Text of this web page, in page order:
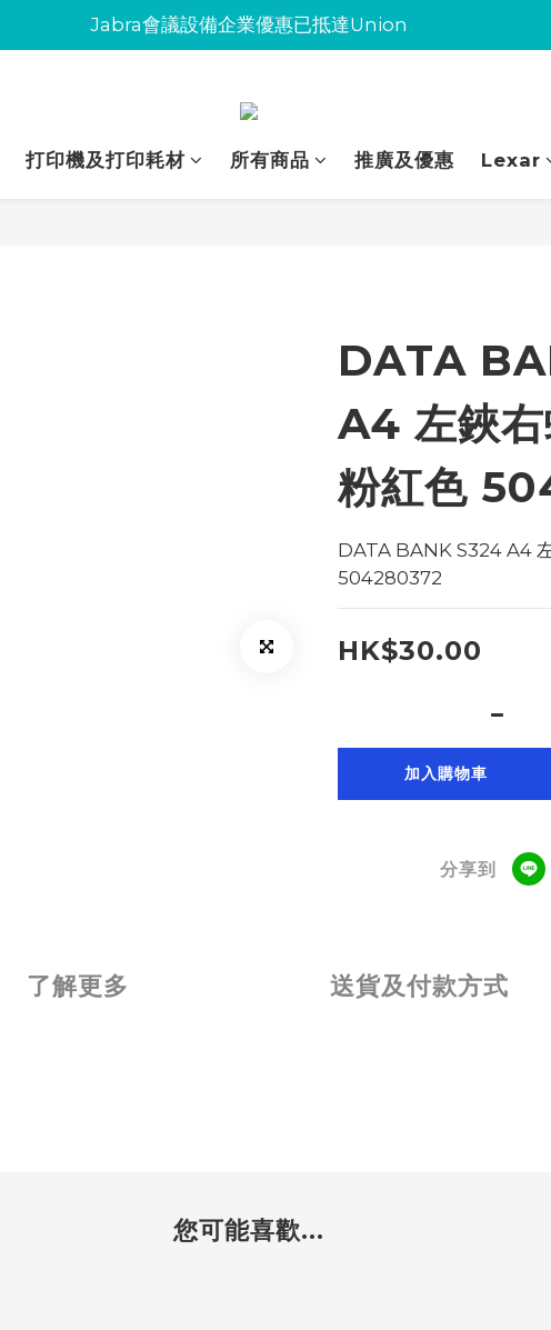
Jabra會議設備企業優惠已抵達Union
Jabra會議設備企業優惠已抵達Union
Jabra會議設備企業優惠已抵達Union
打印機及打印耗材
所有商品 推廣及優惠 Lexar
DATA
A4 左鋏
粉紅色
DATA BANK S324 A4
504280372
HK$30.00
加入購物車
分享到
了解更多 送貨及付款方式
您可能喜歡...